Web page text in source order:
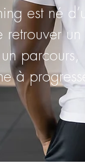
est né
retrouver
parcours,
à